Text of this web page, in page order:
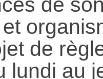
de
lundi au